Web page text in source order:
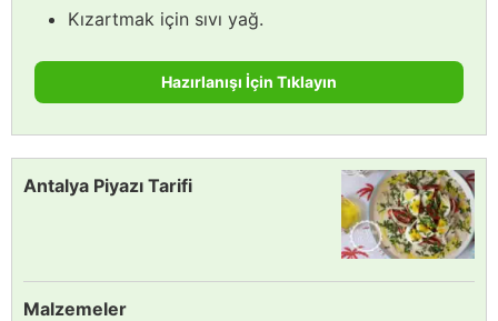
Kızartmak için sıvı yağ.
Hazırlanışı İçin Tıklayın
Antalya Piyazı Tarifi
Malzemeler